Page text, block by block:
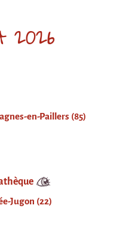
project surrounding
2026
en-Paillers (85)
Jugon (22)